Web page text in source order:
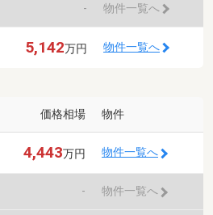
- 物件一覧へ
5,142万円 物件一覧へ
価格相場 物件
4,443万円 物件一覧へ
- 物件一覧へ